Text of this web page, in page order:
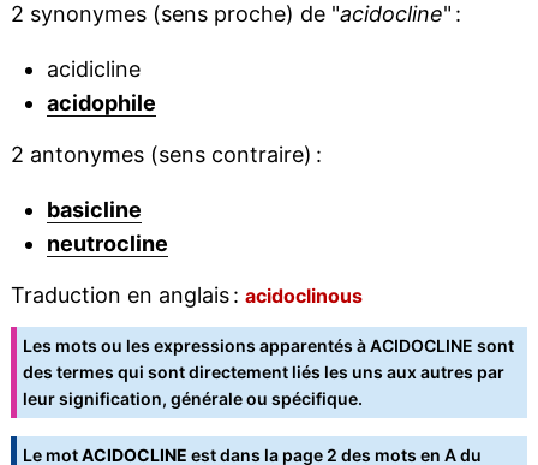
2 synonymes (sens proche) de "acidocline" :
acidicline
acidophile
2 antonymes (sens contraire) :
basicline
neutrocline
Traduction en anglais : acidoclinous
Les mots ou les expressions apparentés à ACIDOCLINE sont
des termes qui sont directement liés les uns aux autres par
leur signification, générale ou spécifique.
Le motACIDOCLINE est dans la page 2 des mots en Adu